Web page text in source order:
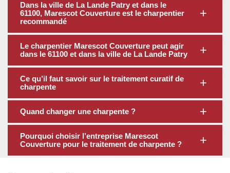
Dans la ville de La Lande Patry et dans le
61100, Marescot Couverture est le charpentier
recommandé
Le charpentier Marescot Couverture peut agir
dans le 61100 et dans la ville de La Lande Patry
Ce qu’il faut savoir sur le traitement curatif de
charpente
Quand changer une charpente ?
Pourquoi choisir l’entreprise Marescot
Couverture pour le traitement de charpente ?